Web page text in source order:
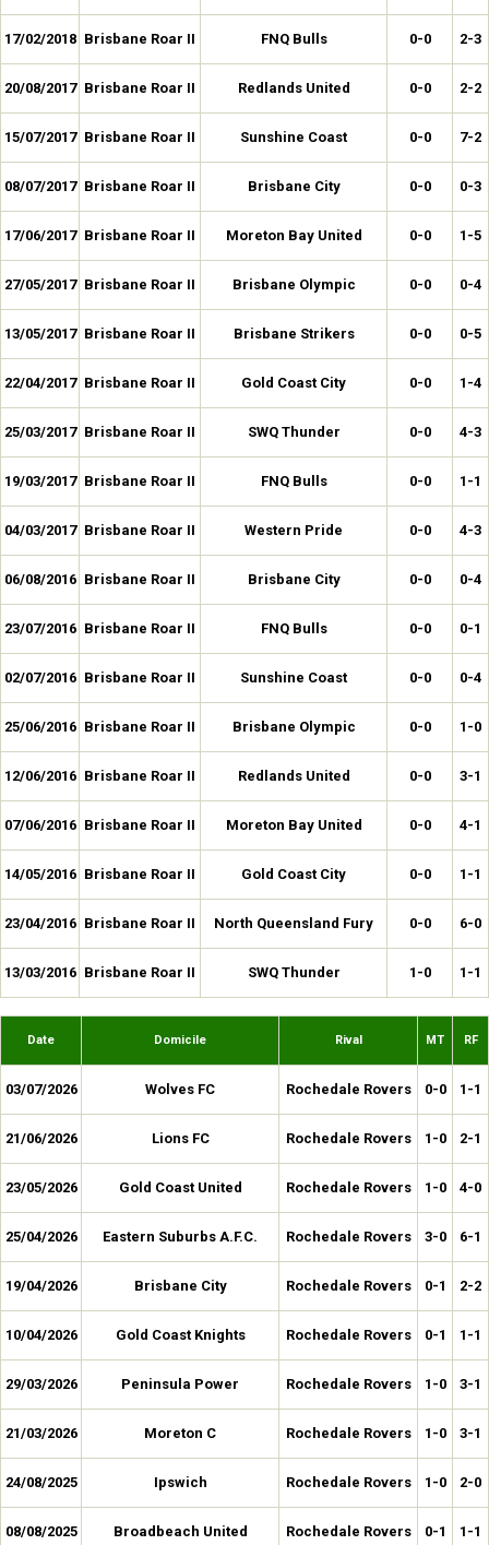
17/02/2018 Brisbane Roar II FNQ Bulls 0-0 2-3
20/08/2017 Brisbane Roar II Redlands United 0-0 2-2
15/07/2017 Brisbane Roar II Sunshine Coast 0-0 7-2
08/07/2017 Brisbane Roar II Brisbane City 0-0 0-3
17/06/2017 Brisbane Roar II Moreton Bay United 0-0 1-5
27/05/2017 Brisbane Roar II Brisbane Olympic 0-0 0-4
13/05/2017 Brisbane Roar II Brisbane Strikers 0-0 0-5
22/04/2017 Brisbane Roar II Gold Coast City 0-0 1-4
25/03/2017 Brisbane Roar II SWQ Thunder 0-0 4-3
19/03/2017 Brisbane Roar II FNQ Bulls 0-0 1-1
04/03/2017 Brisbane Roar II Western Pride 0-0 4-3
06/08/2016 Brisbane Roar II Brisbane City 0-0 0-4
23/07/2016 Brisbane Roar II FNQ Bulls 0-0 0-1
02/07/2016 Brisbane Roar II Sunshine Coast 0-0 0-4
25/06/2016 Brisbane Roar II Brisbane Olympic 0-0 1-0
12/06/2016 Brisbane Roar II Redlands United 0-0 3-1
07/06/2016 Brisbane Roar II Moreton Bay United 0-0 4-1
14/05/2016 Brisbane Roar II Gold Coast City 0-0 1-1
23/04/2016 Brisbane Roar II North Queensland Fury 0-0 6-0
13/03/2016 Brisbane Roar II SWQ Thunder 1-0 1-1
Date Domicile Rival MT RF
03/07/2026 Wolves FC Rochedale Rovers 0-0 1-1
21/06/2026 Lions FC Rochedale Rovers 1-0 2-1
23/05/2026 Gold Coast United Rochedale Rovers 1-0 4-0
25/04/2026 Eastern Suburbs A.F.C. Rochedale Rovers 3-0 6-1
19/04/2026 Brisbane City Rochedale Rovers 0-1 2-2
10/04/2026 Gold Coast Knights Rochedale Rovers 0-1 1-1
29/03/2026 Peninsula Power Rochedale Rovers 1-0 3-1
21/03/2026 Moreton C Rochedale Rovers 1-0 3-1
24/08/2025 Ipswich Rochedale Rovers 1-0 2-0
08/08/2025 Broadbeach United Rochedale Rovers 0-1 1-1